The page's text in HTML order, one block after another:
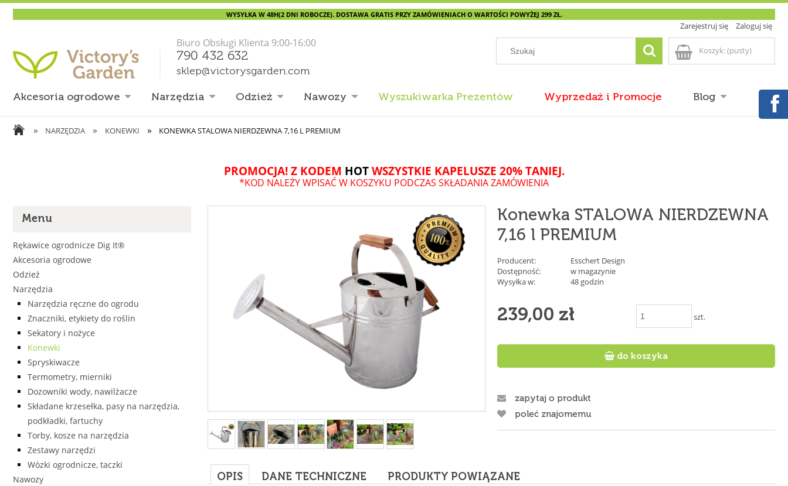
WYSYŁKA W 48H(2 DNI ROBOCZE). DOSTAWA GRATIS PRZY ZAMÓWIENIACH O WARTOŚCI POWYŻEJ 299 ZŁ.
Zarejestruj się Zaloguj się
Biuro Obsługi Klienta 9:00-16:00
790 432 632
sklep@victorysgarden.com
Koszyk:(pusty)
Akcesoria ogrodowe Narzędzia Odzież Nawozy Wyszukiwarka Prezentów Wyprzedaż i Promocje Blog
» NARZĘDZIA » KONEWKI » KONEWKA STALOWA NIERDZEWNA 7,16 L PREMIUM
PROMOCJA! Z KODEM HOTWSZYSTKIE KAPELUSZE 20% TANIEJ.
*KOD NALEŻY WPISAĆ W KOSZYKU PODCZAS SKŁADANIA ZAMÓWIENIA
Menu
Rękawice ogrodnicze Dig It®
Akcesoria ogrodowe
Odzież
Narzędzia
Narzędzia ręczne do ogrodu
Znaczniki, etykiety do roślin
Sekatory i nożyce
Konewki
Spryskiwacze
Termometry, mierniki
Dozowniki wody, nawilżacze
Składane krzesełka, pasy na narzędzia,
podkładki, fartuchy
Torby, kosze na narzędzia
Zestawy narzędzi
Wózki ogrodnicze, taczki
Nawozy
Konewka STALOWA NIERDZEWNA
7,16 l PREMIUM
Producent:
Esschert Design
Dostępność:
w magazynie
Wysyłka w:
48 godzin
239,00 zł szt.
 do koszyka
zapytaj o produkt
poleć znajomemu
OPIS DANE TECHNICZNE PRODUKTY POWIĄZANE